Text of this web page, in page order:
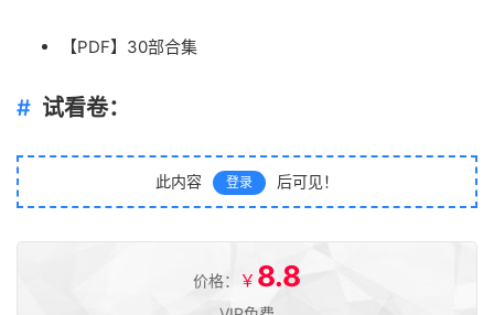
【PDF】30部合集
试看卷：
此内容 登录 后可见！
价格： ￥8.8